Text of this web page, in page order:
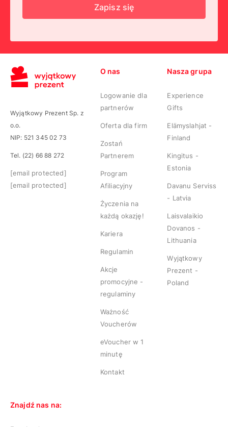
Zapisz się
Wyjątkowy Prezent Sp. z
o.o.
NIP: 521 345 02 73
Tel. (22) 66 88 272
[email protected]
[email protected]
O nas
Logowanie dla
partnerów
Oferta dla firm
Zostań
Partnerem
Program
Afiliacyjny
Życzenia na
każdą okazję!
Kariera
Regulamin
Akcje
promocyjne -
regulaminy
Ważność
Voucherów
eVoucher w 1
minutę
Kontakt
Nasza grupa
Experience
Gifts
Elämyslahjat -
Finland
Kingitus -
Estonia
Davanu Serviss
- Latvia
Laisvalaikio
Dovanos -
Lithuania
Wyjątkowy
Prezent -
Poland
Znajdź nas na: